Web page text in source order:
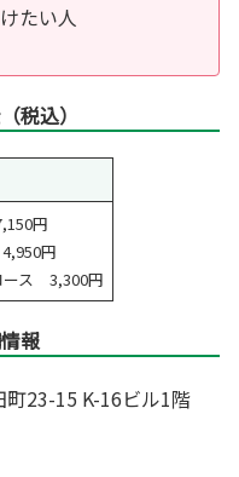
たい人
税込）
円
円
ース 3,300円
報
23-15 K-16ビル1階